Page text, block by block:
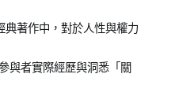
作中，對於人性與權力
者實際經歷與洞悉「關